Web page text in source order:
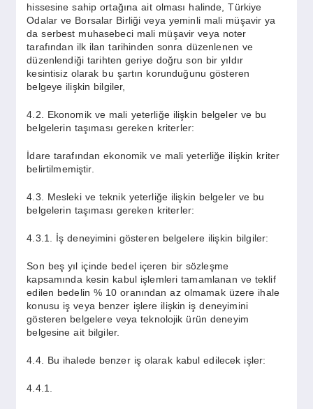
hissesine sahip ortağına ait olması halinde, Türkiye
Odalar ve Borsalar Birliği veya yeminli mali müşavir ya
da serbest muhasebeci mali müşavir veya noter
tarafından ilk ilan tarihinden sonra düzenlenen ve
düzenlendiği tarihten geriye doğru son bir yıldır
kesintisiz olarak bu şartın korunduğunu gösteren
belgeye ilişkin bilgiler,
4.2. Ekonomik ve mali yeterliğe ilişkin belgeler ve bu
belgelerin taşıması gereken kriterler:
İdare tarafından ekonomik ve mali yeterliğe ilişkin kriter
belirtilmemiştir.
4.3. Mesleki ve teknik yeterliğe ilişkin belgeler ve bu
belgelerin taşıması gereken kriterler:
4.3.1. İş deneyimini gösteren belgelere ilişkin bilgiler:
Son beş yıl içinde bedel içeren bir sözleşme
kapsamında kesin kabul işlemleri tamamlanan ve teklif
edilen bedelin % 10 oranından az olmamak üzere ihale
konusu iş veya benzer işlere ilişkin iş deneyimini
gösteren belgelere veya teknolojik ürün deneyim
belgesine ait bilgiler.
4.4. Bu ihalede benzer iş olarak kabul edilecek işler:
4.4.1.